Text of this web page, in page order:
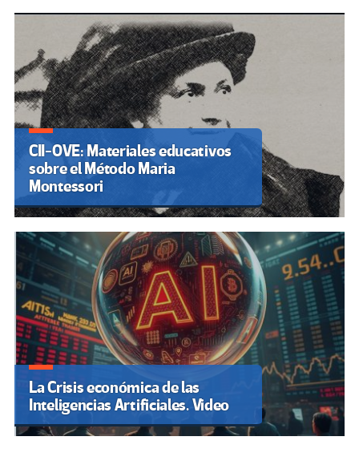
CII-OVE: Materiales educativos
sobre el Método Maria
Montessori
La Crisis económica de las
Inteligencias Artificiales. Video